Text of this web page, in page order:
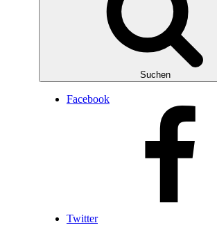
Suchen
Facebook
Twitter